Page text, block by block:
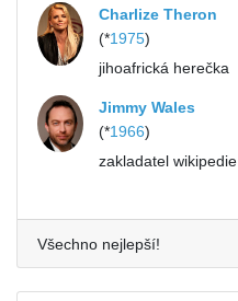
Charlize Theron
(*1975)
jihoafrická herečka
Jimmy Wales
(*1966)
zakladatel wikipedie
Všechno nejlepší!